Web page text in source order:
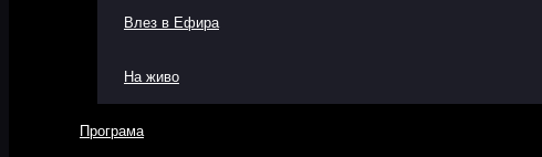
Влез в Ефира
На живо
Програма